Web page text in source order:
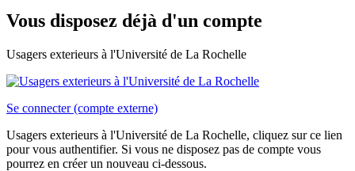
Vous disposez déjà d'un compte
Usagers exterieurs à l'Université de La Rochelle
Se connecter (compte externe)
Usagers exterieurs à l'Université de La Rochelle, cliquez sur ce lien
pour vous authentifier. Si vous ne disposez pas de compte vous
pourrez en créer un nouveau ci-dessous.